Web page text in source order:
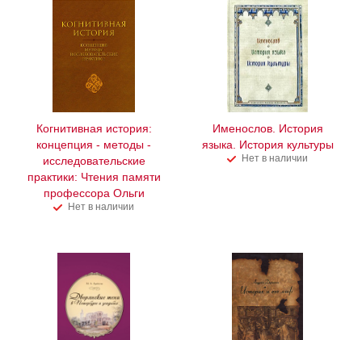
Когнитивная история:
концепция - методы -
исследовательские
практики: Чтения памяти
профессора Ольги
Нет в наличии
Именослов. История
языка. История культуры
Нет в наличии